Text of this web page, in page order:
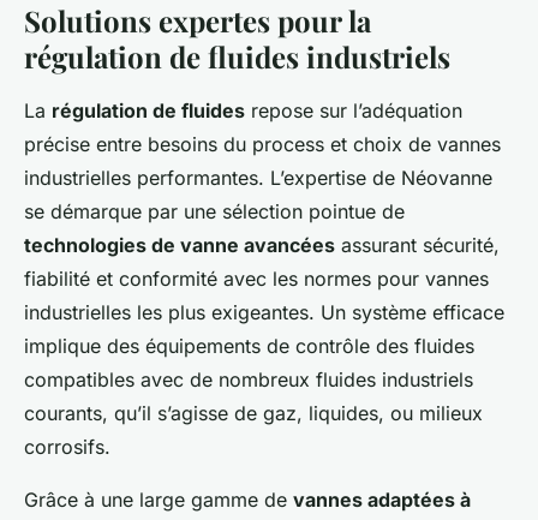
Solutions expertes pour la
régulation de fluides industriels
La régulation de fluides repose sur l’adéquation
précise entre besoins du process et choix de vannes
industrielles performantes. L’expertise de Néovanne
se démarque par une sélection pointue de
technologies de vanne avancées assurant sécurité,
fiabilité et conformité avec les normes pour vannes
industrielles les plus exigeantes. Un système efficace
implique des équipements de contrôle des fluides
compatibles avec de nombreux fluides industriels
courants, qu’il s’agisse de gaz, liquides, ou milieux
corrosifs.
Grâce à une large gamme de vannes adaptées à